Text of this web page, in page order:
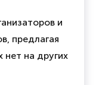
и
предлагая
на других